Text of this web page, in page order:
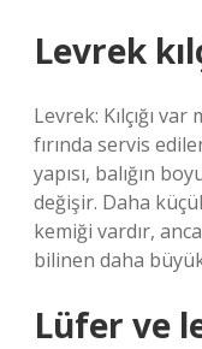
Levrek
Levrek: Kılçığı
fırında servis
yapısı, balığın
değişir. Daha
kemiği vardır,
bilinen daha
Lüfer ve